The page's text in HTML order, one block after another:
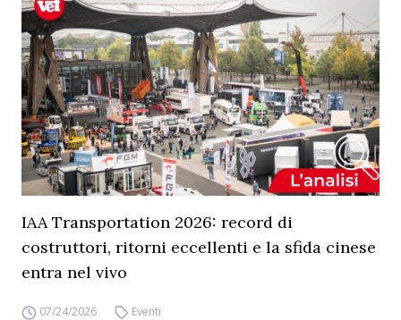
IAA Transportation 2026: record di
costruttori, ritorni eccellenti e la sfida cinese
entra nel vivo
07/24/2026 Eventi